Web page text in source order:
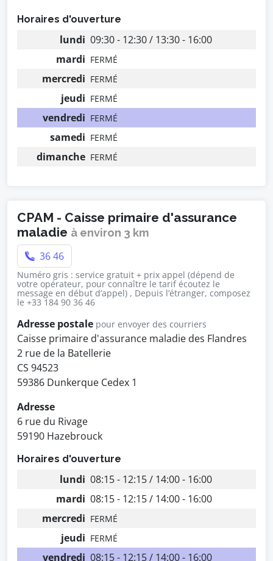
Horaires d'ouverture
lundi 09:30 - 12:30 / 13:30 - 16:00
mardi FERMÉ
mercredi FERMÉ
jeudi FERMÉ
vendredi FERMÉ
samedi FERMÉ
dimanche FERMÉ
CPAM - Caisse primaire d'assurance
maladie à environ 3 km
36 46
Numéro gris : service gratuit + prix appel (dépend de
votre opérateur, pour connaître le tarif écoutez le
message en début d’appel) , Depuis l’étranger, composez
le +33 184 90 36 46
Adresse postale pour envoyer des courriers
Caisse primaire d'assurance maladie des Flandres
2 rue de la Batellerie
CS 94523
59386 Dunkerque Cedex 1
Adresse
6 rue du Rivage
59190 Hazebrouck
Horaires d'ouverture
lundi 08:15 - 12:15 / 14:00 - 16:00
mardi 08:15 - 12:15 / 14:00 - 16:00
mercredi FERMÉ
jeudi FERMÉ
vendredi 08:15 - 12:15 / 14:00 - 16:00